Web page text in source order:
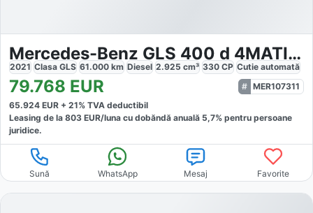
Mercedes-Benz GLS 400 d 4MATIC AMG LINE 7-SITZER
2021 Clasa GLS 61.000 km Diesel 2.925 cm³ 330 CP Cutie automată
79.768 EUR
MER107311
65.924 EUR + 21% TVA deductibil
Leasing de la 803 EUR/luna cu dobăndă anuală 5,7% pentru persoane
juridice.
Sună WhatsApp Mesaj Favorite